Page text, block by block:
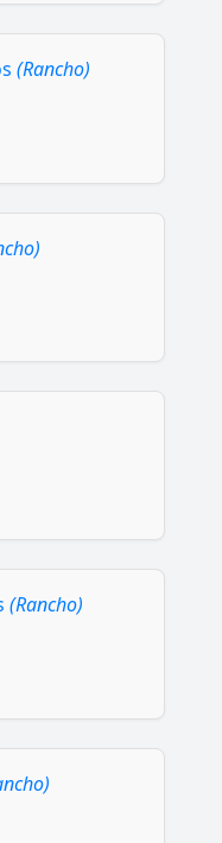
(Rancho)
(Rancho)